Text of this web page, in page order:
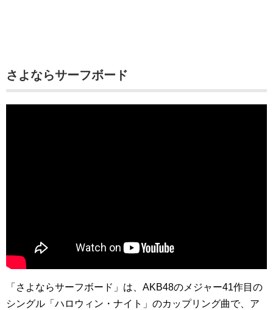
さよならサーフボード
「さよならサーフボード」は、AKB48のメジャー41作目の
シングル「ハロウィン・ナイト」のカップリング曲で、ア